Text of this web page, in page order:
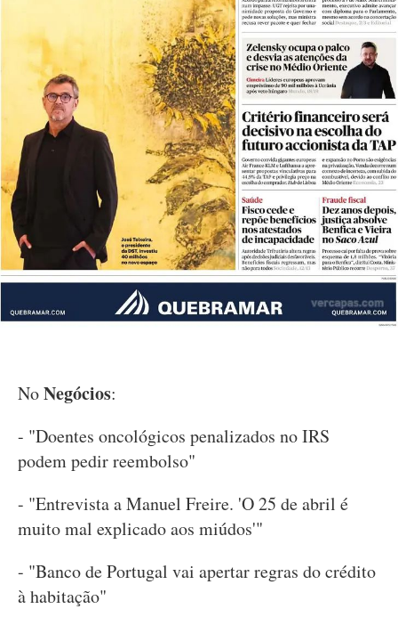
NoNegócios:
- "Doentes oncológicos penalizados no IRS
podem pedir reembolso"
- "Entrevista a Manuel Freire. 'O 25 de abril é
muito mal explicado aos miúdos'"
- "Banco de Portugal vai apertar regras do crédito
à habitação"